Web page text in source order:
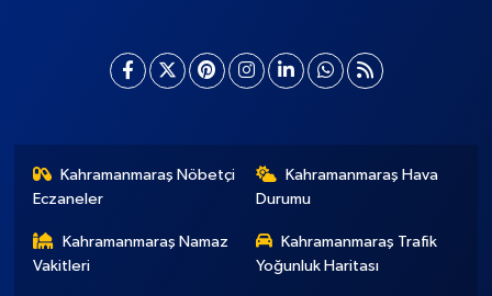
Kahramanmaraş Nöbetçi
Eczaneler
Kahramanmaraş Hava
Durumu
Kahramanmaraş Namaz
Vakitleri
Kahramanmaraş Trafik
Yoğunluk Haritası